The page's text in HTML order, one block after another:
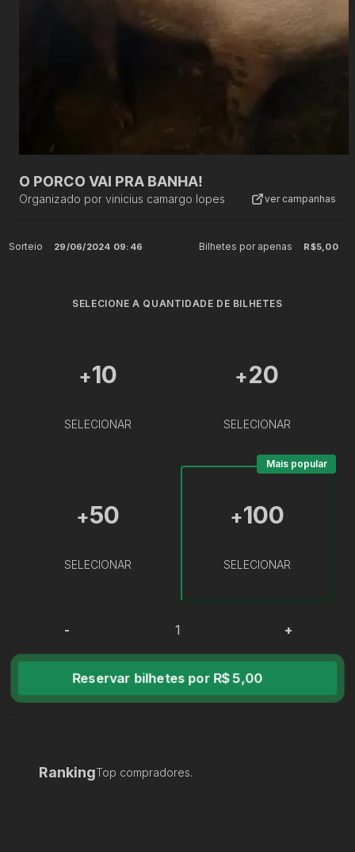
O PORCO VAI PRA BANHA!
Organizado por vinicius camargo lopes ver campanhas
Sorteio 29/06/2024 09:46 Bilhetes por apenas R$5,00
SELECIONE A QUANTIDADE DE BILHETES
+10
SELECIONAR
+20
SELECIONAR
+50
SELECIONAR
+100
SELECIONAR
Mais popular
- +
Reservar bilhetes por R$ 5,00
RankingTop compradores.